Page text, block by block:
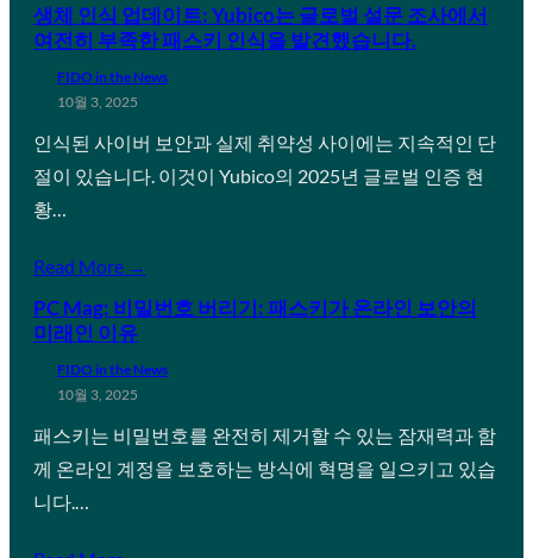
생체 인식 업데이트: Yubico는 글로벌 설문 조사에서
여전히 부족한 패스키 인식을 발견했습니다.
FIDO in the News
10월 3, 2025
인식된 사이버 보안과 실제 취약성 사이에는 지속적인 단
절이 있습니다. 이것이 Yubico의 2025년 글로벌 인증 현
황…
Read More →
PC Mag: 비밀번호 버리기: 패스키가 온라인 보안의
미래인 이유
FIDO in the News
10월 3, 2025
패스키는 비밀번호를 완전히 제거할 수 있는 잠재력과 함
께 온라인 계정을 보호하는 방식에 혁명을 일으키고 있습
니다.…